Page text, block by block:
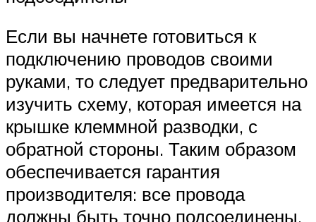
Если вы начнете готовиться к
подключению проводов своими
руками, то следует предварительно
изучить схему, которая имеется на
крышке клеммной разводки, с
обратной стороны. Таким образом
обеспечивается гарантия
производителя: все провода
должны быть точно подсоединены.